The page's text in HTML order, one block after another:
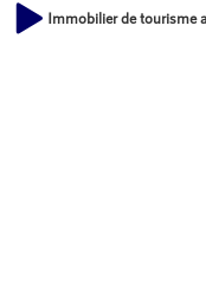
Immobilier de tourisme